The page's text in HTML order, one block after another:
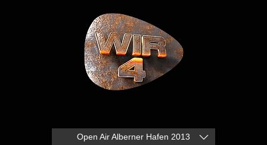
Open Air Alberner Hafen 2013